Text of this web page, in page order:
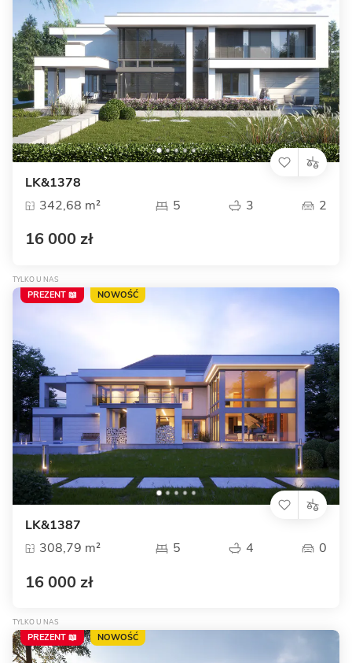
LK&1378
342,68 m²
5 3 2
16 000 zł
TYLKO U NAS
LK&1387
308,79 m²
5 4 0
16 000 zł
PREZENT 📖 NOWOŚĆ
TYLKO U NAS
PREZENT 📖 NOWOŚĆ